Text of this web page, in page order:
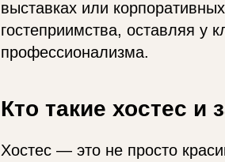
выставках или
гостеприимства, оставляя у
профессионализма.
Кто такие хостес
Хостес — это не просто